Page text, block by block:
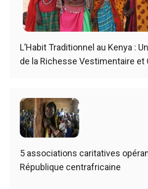
L’Habit Traditionnel au Kenya :
de la Richesse Vestimentaire et
5 associations caritatives
République centrafricaine